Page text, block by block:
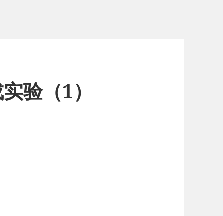
验（1）